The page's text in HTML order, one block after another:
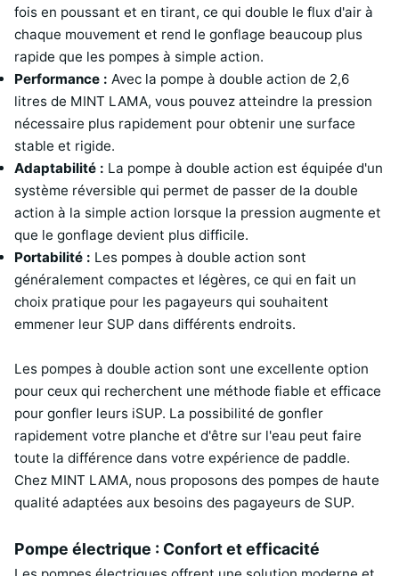
fois en poussant et en tirant, ce qui double le flux d'air à
chaque mouvement et rend le gonflage beaucoup plus
rapide que les pompes à simple action.
Performance : Avec la pompe à double action de 2,6
litres de MINT LAMA, vous pouvez atteindre la pression
nécessaire plus rapidement pour obtenir une surface
stable et rigide.
Adaptabilité : La pompe à double action est équipée d'un
système réversible qui permet de passer de la double
action à la simple action lorsque la pression augmente et
que le gonflage devient plus difficile.
Portabilité : Les pompes à double action sont
généralement compactes et légères, ce qui en fait un
choix pratique pour les pagayeurs qui souhaitent
emmener leur SUP dans différents endroits.
Les pompes à double action sont une excellente option
pour ceux qui recherchent une méthode fiable et efficace
pour gonfler leurs iSUP. La possibilité de gonfler
rapidement votre planche et d'être sur l'eau peut faire
toute la différence dans votre expérience de paddle.
Chez MINT LAMA, nous proposons des pompes de haute
qualité adaptées aux besoins des pagayeurs de SUP.
Pompe électrique : Confort et efficacité